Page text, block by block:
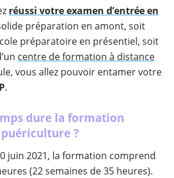
réussi votre examen d’entrée en
préparation en amont, soit
préparatoire en présentiel, soit
centre de formation à distance
vous allez pouvoir entamer votre
.
dure la formation
?
juin 2021, la formation comprend
(22 semaines de 35 heures).